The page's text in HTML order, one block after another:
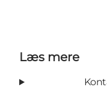
Læs mere